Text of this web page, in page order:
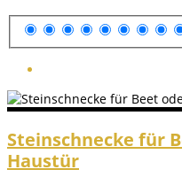
Steinschnecke für
Haustür